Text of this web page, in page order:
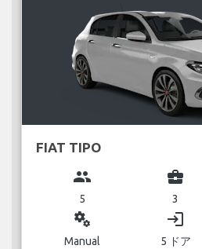
FIAT TIPO
group
5
business_center
3
miscellaneous_services
Manual
login
5 ドア